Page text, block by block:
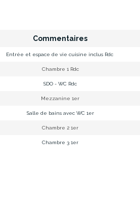
Commentaires
Entrée et espace de vie cuisine inclus Rdc
Chambre 1 Rdc
SDO - WC Rdc
Mezzanine 1er
Salle de bains avec WC 1er
Chambre 2 1er
Chambre 3 1er